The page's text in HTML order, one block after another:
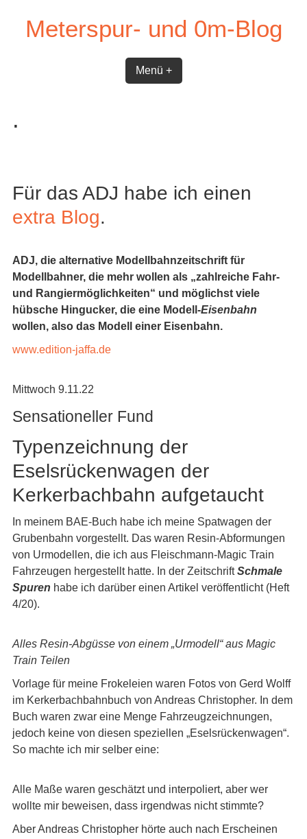
contentMeterspur- und 0m-Blog
Menü +
.
Für das ADJ habe ich einen
extra Blog.
ADJ, die alternative Modellbahnzeitschrift für
Modellbahner, die mehr wollen als „zahlreiche Fahr-
und Rangiermöglichkeiten“ und möglichst viele
hübsche Hingucker, die eine Modell-Eisenbahn
wollen, also das Modell einer Eisenbahn.
www.edition-jaffa.de
Mittwoch 9.11.22
Sensationeller Fund
Typenzeichnung der
Eselsrückenwagen der
Kerkerbachbahn aufgetaucht
In meinem BAE-Buch habe ich meine Spatwagen der
Grubenbahn vorgestellt. Das waren Resin-Abformungen
von Urmodellen, die ich aus Fleischmann-Magic Train
Fahrzeugen hergestellt hatte. In der ZeitschriftSchmale
Spuren habe ich darüber einen Artikel veröffentlicht (Heft
4/20).
Alles Resin-Abgüsse von einem „Urmodell“ aus Magic
Train Teilen
Vorlage für meine Frokeleien waren Fotos von Gerd Wolff
im Kerkerbachbahnbuch von Andreas Christopher. In dem
Buch waren zwar eine Menge Fahrzeugzeichnungen,
jedoch keine von diesen speziellen „Eselsrückenwagen“.
So machte ich mir selber eine:
Alle Maße waren geschätzt und interpoliert, aber wer
wollte mir beweisen, dass irgendwas nicht stimmte?
Aber Andreas Christopher hörte auch nach Erscheinen